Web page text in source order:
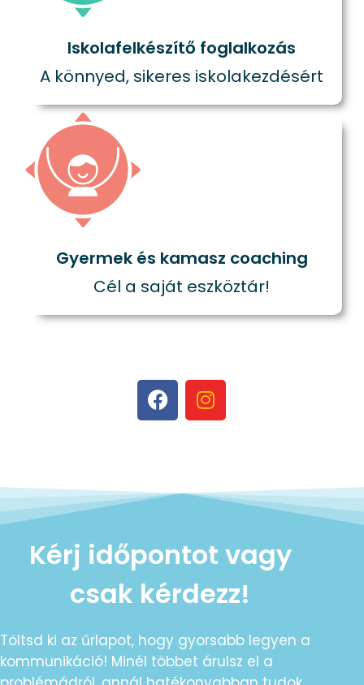
Iskolafelkészítő foglalkozás
A könnyed, sikeres iskolakezdésért
Gyermek és kamasz coaching
Cél a saját eszköztár!
Kérj időpontot vagy
csak kérdezz!
Töltsd ki az űrlapot, hogy gyorsabb legyen a
kommunikáció! Minél többet árulsz el a